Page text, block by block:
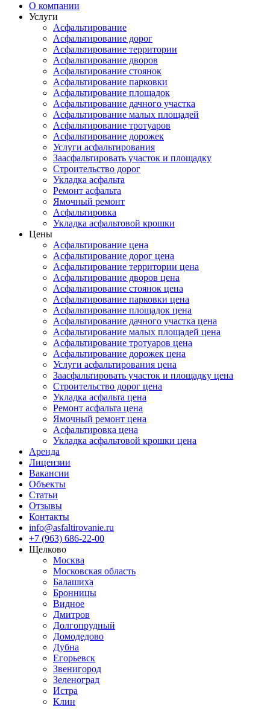
О компании
Услуги
Асфальтирование
Асфальтирование дорог
Асфальтирование территории
Асфальтирование дворов
Асфальтирование стоянок
Асфальтирование парковки
Асфальтирование площадок
Асфальтирование дачного участка
Асфальтирование малых площадей
Асфальтирование тротуаров
Асфальтирование дорожек
Услуги асфальтирования
Заасфальтировать участок и площадку
Строительство дорог
Укладка асфальта
Ремонт асфальта
Ямочный ремонт
Асфальтировка
Укладка асфальтовой крошки
Цены
Асфальтирование цена
Асфальтирование дорог цена
Асфальтирование территории цена
Асфальтирование дворов цена
Асфальтирование стоянок цена
Асфальтирование парковки цена
Асфальтирование площадок цена
Асфальтирование дачного участка цена
Асфальтирование малых площадей цена
Асфальтирование тротуаров цена
Асфальтирование дорожек цена
Услуги асфальтирования цена
Заасфальтировать участок и площадку цена
Строительство дорог цена
Укладка асфальта цена
Ремонт асфальта цена
Ямочный ремонт цена
Асфальтировка цена
Укладка асфальтовой крошки цена
Аренда
Лицензии
Вакансии
Объекты
Статьи
Отзывы
Контакты
info@asfaltirovanie.ru
+7 (963) 686-22-00
Щелково
Москва
Московская область
Балашиха
Бронницы
Видное
Дмитров
Долгопрудный
Домодедово
Дубна
Егорьевск
Звенигород
Зеленоград
Истра
Клин